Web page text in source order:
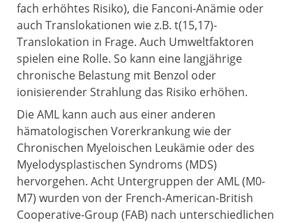
fach erhöhtes Risiko), die Fanconi-Anämie oder
auch Translokationen wie z.B. t(15,17)-
Translokation in Frage. Auch Umweltfaktoren
spielen eine Rolle. So kann eine langjährige
chronische Belastung mit Benzol oder
ionisierender Strahlung das Risiko erhöhen.
Die AML kann auch aus einer anderen
hämatologischen Vorerkrankung wie der
Chronischen Myeloischen Leukämie oder des
Myelodysplastischen Syndroms (MDS)
hervorgehen. Acht Untergruppen der AML (M0-
M7) wurden von der French-American-British
Cooperative-Group (FAB) nach unterschiedlichen